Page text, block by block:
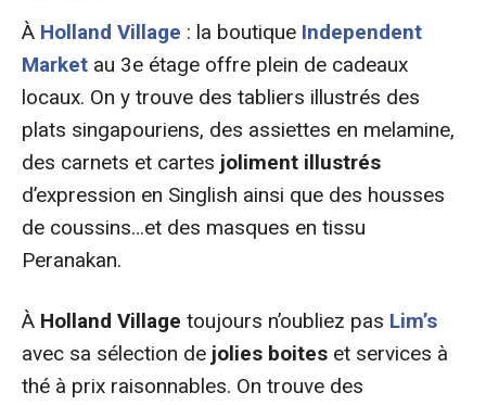
À Holland Village : la boutique Independent
Market au 3e étage offre plein de cadeaux
locaux. On y trouve des tabliers illustrés des
plats singapouriens, des assiettes en melamine,
des carnets et cartes joliment illustrés
d’expression en Singlish ainsi que des housses
de coussins…et des masques en tissu
Peranakan.
À Holland Village toujours n’oubliez pas Lim’s
avec sa sélection de jolies boites et services à
thé à prix raisonnables. On trouve des